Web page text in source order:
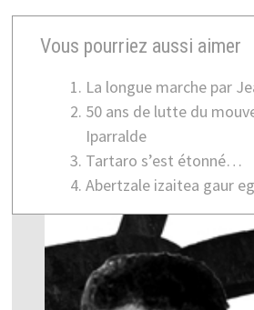
Vous pourriez aussi aimer
La longue marche par
50 ans de lutte du
Iparralde
Tartaro s’est étonné…
Abertzale izaitea gaur